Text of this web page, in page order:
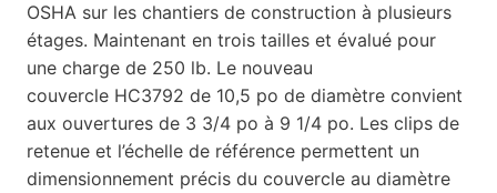
OSHA sur les chantiers de construction à plusieurs
étages. Maintenant en trois tailles et évalué pour
une charge de 250 lb. Le nouveau
couvercle HC3792 de 10,5 po de diamètre convient
aux ouvertures de 3 3/4 po à 9 1/4 po. Les clips de
retenue et l’échelle de référence permettent un
dimensionnement précis du couvercle au diamètre